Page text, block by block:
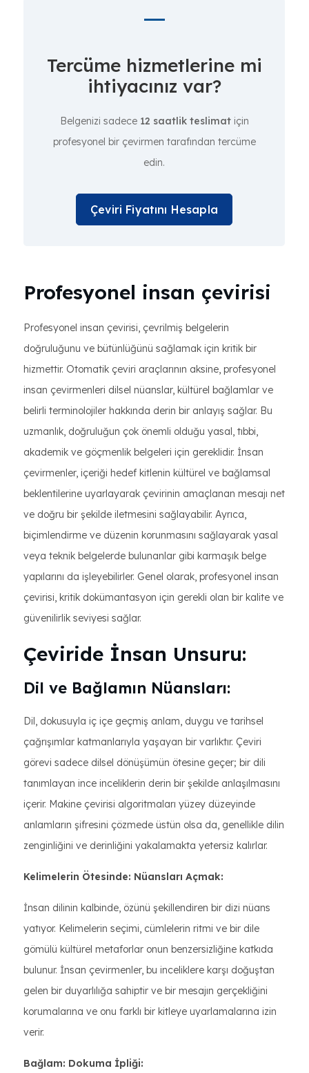
Tercüme hizmetlerine mi
ihtiyacınız var?
Belgenizi sadece 12 saatlik teslimatiçin
profesyonel bir çevirmen tarafından tercüme
edin.
Çeviri Fiyatını Hesapla
Profesyonel insan çevirisi
Profesyonel insan çevirisi, çevrilmiş belgelerin
doğruluğunu ve bütünlüğünü sağlamak için kritik bir
hizmettir. Otomatik çeviri araçlarının aksine, profesyonel
insan çevirmenleri dilsel nüanslar, kültürel bağlamlar ve
belirli terminolojiler hakkında derin bir anlayış sağlar. Bu
uzmanlık, doğruluğun çok önemli olduğu yasal, tıbbi,
akademik ve göçmenlik belgeleri için gereklidir. İnsan
çevirmenler, içeriği hedef kitlenin kültürel ve bağlamsal
beklentilerine uyarlayarak çevirinin amaçlanan mesajı net
ve doğru bir şekilde iletmesini sağlayabilir. Ayrıca,
biçimlendirme ve düzenin korunmasını sağlayarak yasal
veya teknik belgelerde bulunanlar gibi karmaşık belge
yapılarını da işleyebilirler. Genel olarak, profesyonel insan
çevirisi, kritik dokümantasyon için gerekli olan bir kalite ve
güvenilirlik seviyesi sağlar.
Çeviride İnsan Unsuru:
Dil ve Bağlamın Nüansları:
Dil, dokusuyla iç içe geçmiş anlam, duygu ve tarihsel
çağrışımlar katmanlarıyla yaşayan bir varlıktır. Çeviri
görevi sadece dilsel dönüşümün ötesine geçer; bir dili
tanımlayan ince inceliklerin derin bir şekilde anlaşılmasını
içerir. Makine çevirisi algoritmaları yüzey düzeyinde
anlamların şifresini çözmede üstün olsa da, genellikle dilin
zenginliğini ve derinliğini yakalamakta yetersiz kalırlar.
Kelimelerin Ötesinde: Nüansları Açmak:
İnsan dilinin kalbinde, özünü şekillendiren bir dizi nüans
yatıyor. Kelimelerin seçimi, cümlelerin ritmi ve bir dile
gömülü kültürel metaforlar onun benzersizliğine katkıda
bulunur. İnsan çevirmenler, bu inceliklere karşı doğuştan
gelen bir duyarlılığa sahiptir ve bir mesajın gerçekliğini
korumalarına ve onu farklı bir kitleye uyarlamalarına izin
verir.
Bağlam: Dokuma İpliği: